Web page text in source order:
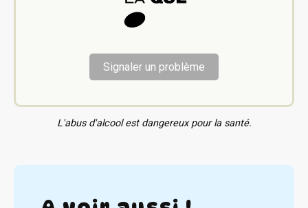
Signaler un problème
L'abus d'alcool est dangereux pour la santé.